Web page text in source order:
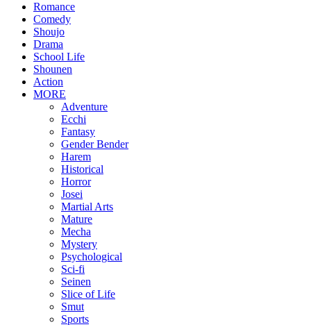
Romance
Comedy
Shoujo
Drama
School Life
Shounen
Action
MORE
Adventure
Ecchi
Fantasy
Gender Bender
Harem
Historical
Horror
Josei
Martial Arts
Mature
Mecha
Mystery
Psychological
Sci-fi
Seinen
Slice of Life
Smut
Sports